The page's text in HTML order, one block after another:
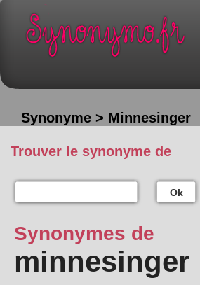
Synonyme > Minnesinger
Trouver le synonyme de
Ok
Synonymes de
minnesinger